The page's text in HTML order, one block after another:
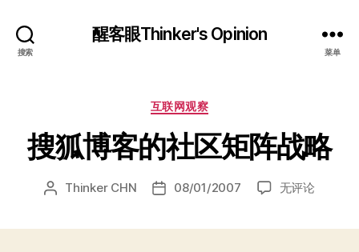
搜索
醒客眼Thinker's Opinion
菜单
分
互联网观察
搜狐博客的社区矩阵战略
文 Thinker CHN
发 08/01/2007
搜
无评论